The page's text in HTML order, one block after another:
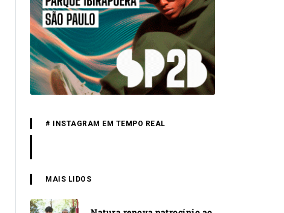
# INSTAGRAM EM TEMPO REAL
MAIS LIDOS